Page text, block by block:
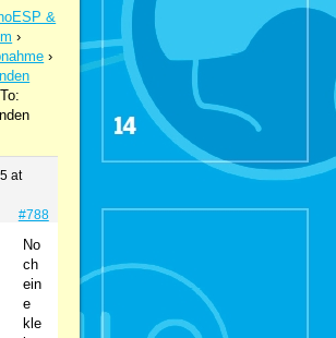
&
›
›
at
#788
No
ch
ein
e
kle